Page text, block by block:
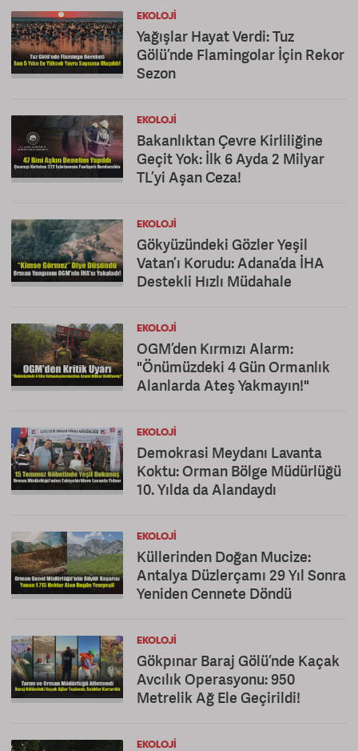
EKOLOJI
Yağışlar Hayat Verdi: Tuz
Gölü’nde Flamingolar İçin Rekor
Sezon
EKOLOJI
Bakanlıktan Çevre Kirliliğine
Geçit Yok: İlk 6 Ayda 2 Milyar
TL’yi Aşan Ceza!
EKOLOJI
Gökyüzündeki Gözler Yeşil
Vatan’ı Korudu: Adana’da İHA
Destekli Hızlı Müdahale
EKOLOJI
OGM’den Kırmızı Alarm:
"Önümüzdeki 4 Gün Ormanlık
Alanlarda Ateş Yakmayın!"
EKOLOJI
Demokrasi Meydanı Lavanta
Koktu: Orman Bölge Müdürlüğü
10. Yılda da Alandaydı
EKOLOJI
Küllerinden Doğan Mucize:
Antalya Düzlerçamı 29 Yıl Sonra
Yeniden Cennete Döndü
EKOLOJI
Gökpınar Baraj Gölü’nde Kaçak
Avcılık Operasyonu: 950
Metrelik Ağ Ele Geçirildi!
EKOLOJI